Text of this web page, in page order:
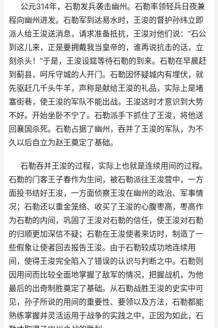
公元314年，石勒发兵袭击幽州。石勒率领轻兵日夜兼
程向幽州进发。石勒军到达易水时，王浚的督护孙纬立即
派人给王浚送消息，请求准备抵抗，王浚对他们说：“石公
到这儿来，正是要拥戴我当皇帝的，谁再说抗击的话，立
刻杀头！”于是，王浚设筵等待石勒的到来。石勒在早晨赶
到蓟县，呵斥守城的人开门。石勒因怀疑城内有埋伏，就
先驱赶几千头牛羊，声称是献给王浚的礼品，实际上是堵
塞街巷，使王浚的军队不能出战。王浚这时才意识到大势
不好。开始坐卧不宁了。石勒派手下抓住了王浚，将他送
回襄国杀死。石勒占据了幽州，吞并了王浚的军队，为不
久以后自立为赵王奠定了基础。
石勒吞并王浚的过程，实际上也就是连续用间的过程。
石勒的门客王子春作为生间，被石勒派往王浚营中，一方
面投书结好王浚，一方面侦察王浚在幽州的政治、军事情
况；石勒还以重金笼络、收买了王浚的心腹枣高，枣高作
为石勒的内间，巩固了王浚对石勒的信任，使王浚对石勒
的归顺更加深信不疑；石勒在王浚使者来访时，制造了一
些假象让使者回去报告王浚。由于石勒较成功地连续用
间，使得王浚完全陷入了错误的认识与判断之中。石勒则
因用间而比较全面地掌握了敌军的情况，把握战机，为他
最后的出奇制胜奠定了基础。从石勒战胜王浚的史实中可
见，孙子所说的用间的重要性、要领以及方法，石勒都能
熟练掌握并灵活运用于战争的实践之中，正因为如此，石